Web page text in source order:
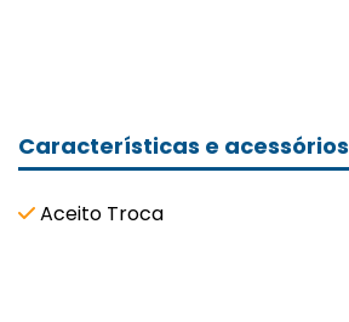
Características e acessórios
Aceito Troca